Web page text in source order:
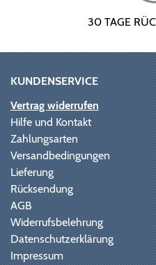
30 TAGE
KUNDENSERVICE
Vertrag widerrufen
Hilfe und Kontakt
Zahlungsarten
Versandbedingungen
Lieferung
Rücksendung
AGB
Widerrufsbelehrung
Datenschutzerklärung
Impressum